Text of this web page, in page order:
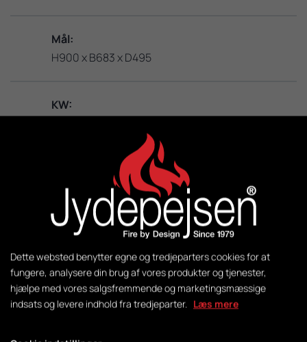
Mål:
H900 x B683 x D495
KW:
50-140
Vægt:
144 kg
Styring:
Dette websted benytter egne og tredjeparters cookies for at
fungere, analysere din brug af vores produkter og tjenester,
hjælpe med vores salgsfremmende og marketingsmæssige
indsats og levere indhold fra tredjeparter. Læs mere